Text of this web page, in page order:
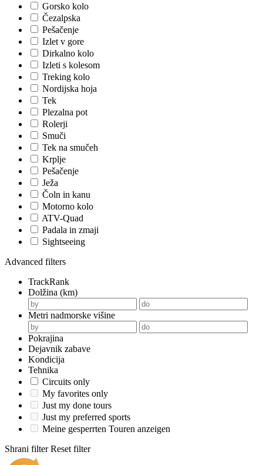
Gorsko kolo
Čezalpska
Pešačenje
Izlet v gore
Dirkalno kolo
Izleti s kolesom
Treking kolo
Nordijska hoja
Tek
Plezalna pot
Rolerji
Smuči
Tek na smučeh
Krplje
Pešačenje
Ježa
Čoln in kanu
Motorno kolo
ATV-Quad
Padala in zmaji
Sightseeing
Advanced filters
TrackRank
Dolžina (km)
Metri nadmorske višine
Pokrajina
Dejavnik zabave
Kondicija
Tehnika
Circuits only
My favorites only
Just my done tours
Just my preferred sports
Meine gesperrten Touren anzeigen
Shrani filter Reset filter